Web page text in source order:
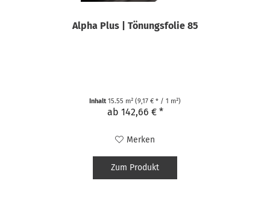
Alpha Plus | Tönungsfolie 85
Inhalt15.55 m²(9,17 € * / 1 m²)
ab 142,66 € *
Merken
Zum Produkt